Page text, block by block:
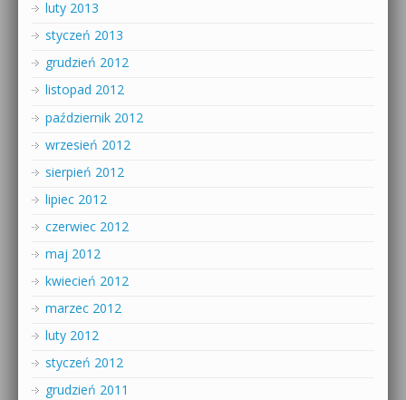
luty 2013
styczeń 2013
grudzień 2012
listopad 2012
październik 2012
wrzesień 2012
sierpień 2012
lipiec 2012
czerwiec 2012
maj 2012
kwiecień 2012
marzec 2012
luty 2012
styczeń 2012
grudzień 2011